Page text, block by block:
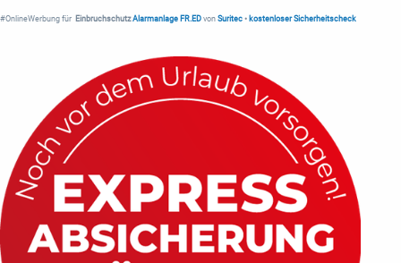
#OnlineWerbung für Einbruchschutz Alarmanlage FR.ED von Suritec • kostenloser Sicherheitscheck